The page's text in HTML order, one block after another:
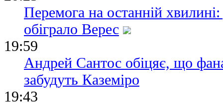
Перемога на останній
обіграло Верес
19:59
Андрей Сантос обіцяє, що
забудуть Каземіро
19:43